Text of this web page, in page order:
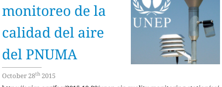
monitoreo de la
calidad del aire
del PNUMA
October 28th 2015